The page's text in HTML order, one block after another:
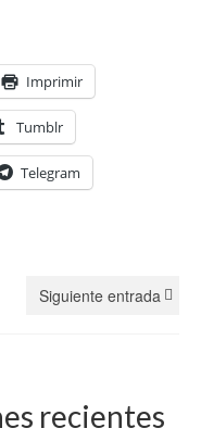
Imprimir
Tumblr
Telegram
Siguiente entrada
recientes